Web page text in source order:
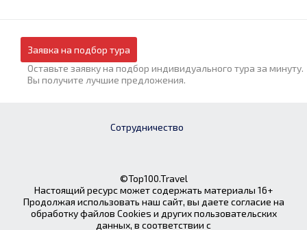
Заявка на подбор тура
Оставьте заявку на подбор индивидуального тура за минуту.
Вы получите лучшие предложения.
Сотрудничество
©Top100.Travel
Настоящий ресурс может содержать материалы 16+
Продолжая использовать наш сайт, вы даете согласие на
обработку файлов Cookies и других пользовательских
данных, в соответствии с